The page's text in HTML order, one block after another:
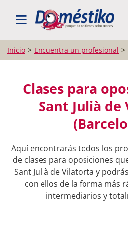
BUSCAR PROFESIONALES
Inicio Encuentra un profesional
Clases para
Sant Julià
Aquí encontrarás todos los
de clases para oposiciones
Sant Julià de Vilatorta y
con ellos de la forma más
intermediarios y